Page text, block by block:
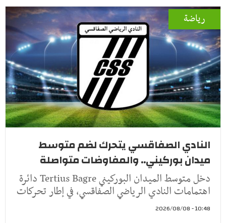
رياضة
النادي الصفاقسي يتحرك لضم متوسط
ميدان بوركيني.. والمفاوضات متواصلة
دخل متوسط الميدان البوركيني Tertius Bagre دائرة
اهتمامات النادي الرياضي الصفاقسي، في إطار تحركات
10:48 - 2026/08/08